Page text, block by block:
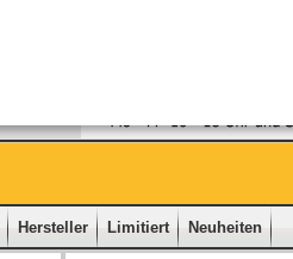
Hersteller Limitiert Neuheiten